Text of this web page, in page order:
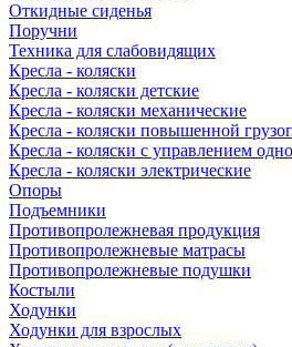
Откидные сиденья
Поручни
Техника для слабовидящих
Кресла - коляски
Кресла - коляски детские
Кресла - коляски механические
Кресла - коляски повышенной
Кресла - коляски с управлением
Кресла - коляски электрические
Опоры
Подъемники
Противопролежневая продукция
Противопролежневые матрасы
Противопролежневые подушки
Костыли
Ходунки
Ходунки для взрослых